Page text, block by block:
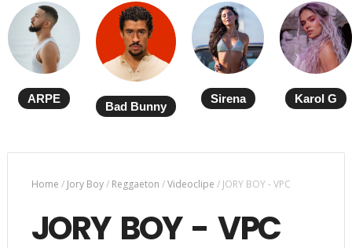
ARPE
Bad Bunny
Sirena Karol G
Home / Jory Boy/ Reggaeton /Videoclipe / JORY BOY - VPC
JORY BOY - VPC